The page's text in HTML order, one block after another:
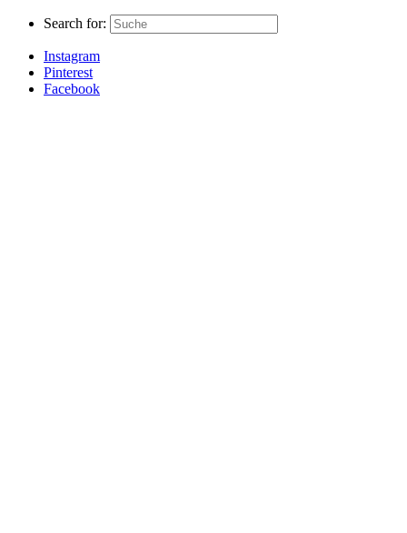
Search for:
Instagram
Pinterest
Facebook